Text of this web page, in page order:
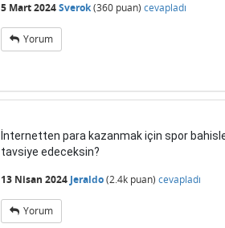
5 Mart 2024Sverok(360 puan) cevapladı
Yorum
İnternetten para kazanmak için spor
tavsiye edeceksin?
13 Nisan 2024 Jeraldo(2.4k puan) cevapladı
Yorum